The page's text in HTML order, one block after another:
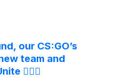
our CS:GO’s
team and
🕵🏻‍♂‍